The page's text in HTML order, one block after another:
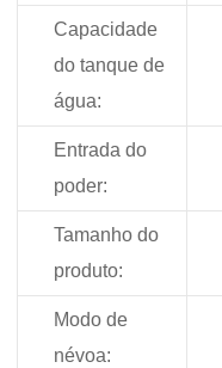
Capacidade
do tanque de
água:
Entrada do
poder:
Tamanho do
produto:
Modo de
névoa: